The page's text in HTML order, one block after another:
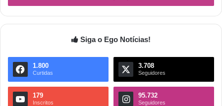
Siga o Ego Notícias!
1.800
Curtidas
3.708
Seguidores
179
Inscritos
95.732
Seguidores